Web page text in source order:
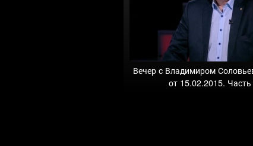
Вечер с Владимиром
от 15.02.2015. Часть